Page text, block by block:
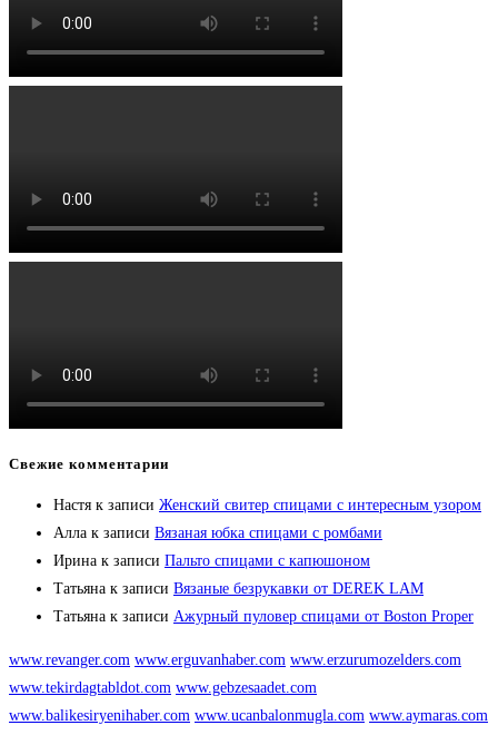
Свежие комментарии
Настя к записи Женский свитер спицами с интересным узором
Алла к записи Вязаная юбка спицами с ромбами
Ирина к записи Пальто спицами с капюшоном
Татьяна к записи Вязаные безрукавки от DEREK LAM
Татьяна к записи Ажурный пуловер спицами от Boston Proper
www.revanger.com www.erguvanhaber.com www.erzurumozelders.com
www.tekirdagtabldot.com www.gebzesaadet.com
www.balikesiryenihaber.com www.ucanbalonmugla.com www.aymaras.com